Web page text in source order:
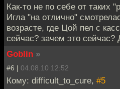
Как-то не по себе от таких
Игла "на отлично"
возрасте, где Цой пел с
сейчас? зачем это сейчас?
Goblin »
#6 | 04.08.10 12:52
Кому: difficult_to_cure, #5